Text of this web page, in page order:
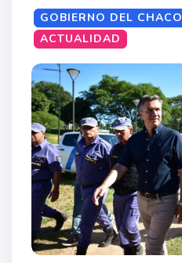
GOBIERNO DEL CHACO
ACTUALIDAD